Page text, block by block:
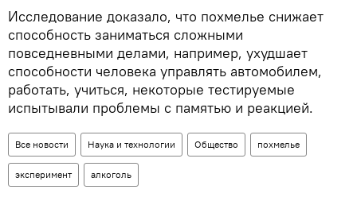
Исследование доказало, что похмелье снижает
способность заниматься сложными
повседневными делами, например, ухудшает
способности человека управлять автомобилем,
работать, учиться, некоторые тестируемые
испытывали проблемы с памятью и реакцией.
Все новости Наука и технологии Общество похмелье
эксперимент алкоголь